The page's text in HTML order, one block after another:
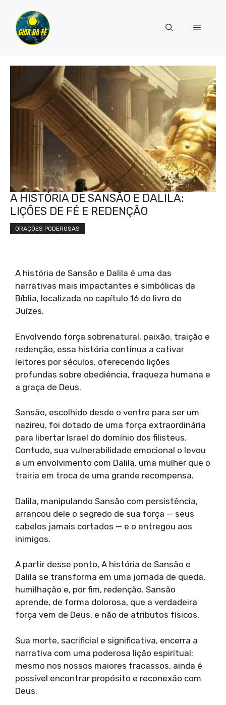
para
conteúdo
Menu
A HISTÓRIA DE SANSÃO E DALILA:
LIÇÕES DE FÉ E REDENÇÃO
ORAÇÕES PODEROSAS
A história de Sansão e Dalila é uma das
narrativas mais impactantes e simbólicas da
Bíblia, localizada no capítulo 16 do livro de
Juízes.
Envolvendo força sobrenatural, paixão, traição e
redenção, essa história continua a cativar
leitores por séculos, oferecendo lições
profundas sobre obediência, fraqueza humana e
a graça de Deus.
Sansão, escolhido desde o ventre para ser um
nazireu, foi dotado de uma força extraordinária
para libertar Israel do domínio dos filisteus.
Contudo, sua vulnerabilidade emocional o levou
a um envolvimento com Dalila, uma mulher que o
trairia em troca de uma grande recompensa.
Dalila, manipulando Sansão com persistência,
arrancou dele o segredo de sua força — seus
cabelos jamais cortados — e o entregou aos
inimigos.
A partir desse ponto, A história de Sansão e
Dalila se transforma em uma jornada de queda,
humilhação e, por fim, redenção. Sansão
aprende, de forma dolorosa, que a verdadeira
força vem de Deus, e não de atributos físicos.
Sua morte, sacrificial e significativa, encerra a
narrativa com uma poderosa lição espiritual:
mesmo nos nossos maiores fracassos, ainda é
possível encontrar propósito e reconexão com
Deus.